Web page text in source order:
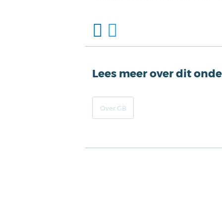
Lees meer over dit
Over GB